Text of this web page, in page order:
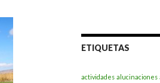
ETIQUETAS
actividades alucinaciones